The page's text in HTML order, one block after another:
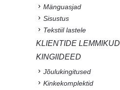
Mänguasjad
Sisustus
Tekstiil lastele
KLIENTIDE LEMMIKUD
KINGIIDEED
Jõulukingitused
Kinkekomplektid